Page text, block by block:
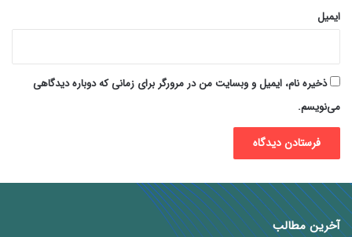
ایمیل
ذخیره نام، ایمیل و وبسایت من در مرورگر برای زمانی که دوباره دیدگاهی
می‌نویسم.
آخرین مطالب